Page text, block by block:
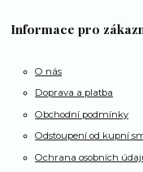
Informace pro
O nás
Doprava a platba
Obchodní podmínky
Odstoupení od kupní
Ochrana osobních